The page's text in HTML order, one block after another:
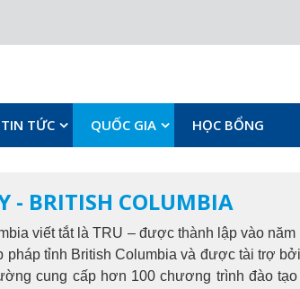
TIN TỨC QUỐC GIA HỌC BỔNG
- BRITISH COLUMBIA
viết tắt là TRU – được thành lập vào
tỉnh British Columbia và được tài trợ
cung cấp hơn 100 chương trình đào